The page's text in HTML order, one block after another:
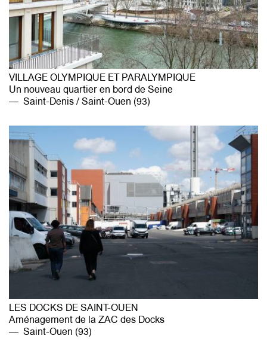
VILLAGE OLYMPIQUE ET PARALYMPIQUE
Un nouveau quartier en bord de Seine
Saint-Denis / Saint-Ouen (93)
LES DOCKS DE SAINT-OUEN
Aménagement de la ZAC des Docks
Saint-Ouen (93)